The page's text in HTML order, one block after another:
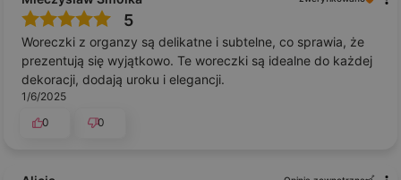
5
Woreczki z organzy są delikatne i subtelne, co sprawia, że
prezentują się wyjątkowo. Te woreczki są idealne do każdej
dekoracji, dodają uroku i elegancji.
1/6/2025
0
0